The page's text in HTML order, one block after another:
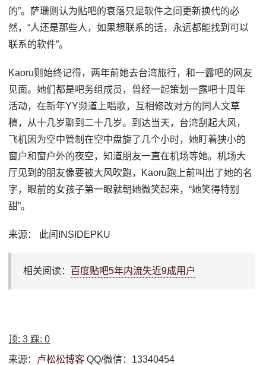
的”。萨珊则认为贴吧的衰落只是软件之间更新换代的必
然，“人还是那些人，如果想联系的话，永远都能找到可以
联系的软件”。
Kaoru则始终记得，两年前她去台湾旅行，和一露吧的网友
见面。她们都是吧务组成员，曾经一起策划一露吧十周年
活动，在新年YY频道上唱歌，互相修改对方的同人文草
稿，从十几岁聊到二十几岁。到达当天，台湾刮起大风，
飞机因为空中管制在空中盘旋了几个小时，她盯着狭小的
窗户和窗户外的夜空，知道朋友一直在机场等她。机场大
厅见到的朋友像要被大风吹跑，Kaoru跑上前叫出了她的名
字，眼前的女孩子第一眼就朝她微笑起来，“她笑得特别
甜”。
来源： 此间INSIDEPKU
相关阅读： 百度贴吧5年内流失近9成用户
顶:3 踩:0
来源： 卢松松博客 QQ/微信：13340454